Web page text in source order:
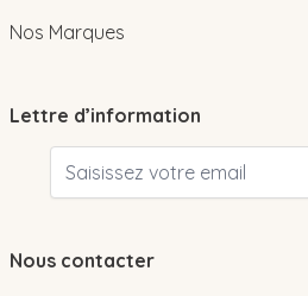
Nos Marques
Lettre d’information
Nous contacter